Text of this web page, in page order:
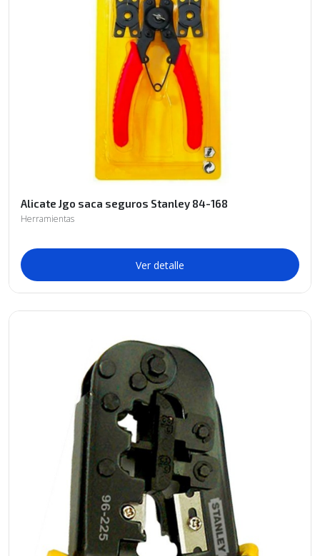
Alicate Jgo saca seguros Stanley 84-168
Herramientas
Ver detalle